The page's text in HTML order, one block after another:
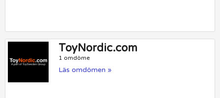
ToyNordic.com
1 omdöme
Läs omdömen »